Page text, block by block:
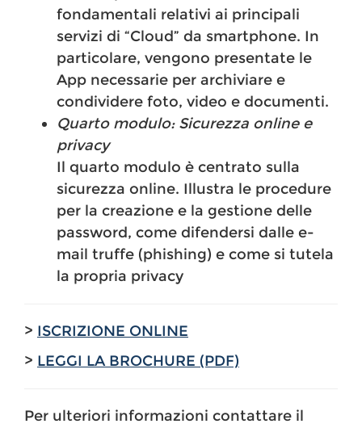
fondamentali relativi ai principali
servizi di “Cloud” da smartphone. In
particolare, vengono presentate le
App necessarie per archiviare e
condividere foto, video e documenti.
Quarto modulo: Sicurezza online e
privacy
Il quarto modulo è centrato sulla
sicurezza online. Illustra le procedure
per la creazione e la gestione delle
password, come difendersi dalle e-
mail truffe (phishing) e come si tutela
la propria privacy
> ISCRIZIONE ONLINE
> LEGGI LA BROCHURE (PDF)
Per ulteriori informazioni contattare il